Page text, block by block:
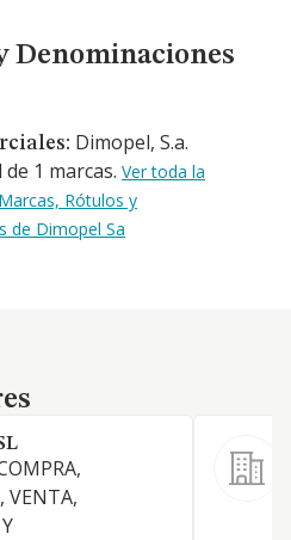
Comerciales
Denominaciones
Dimopel, S.a.
1 marcas. Ver toda la
Rótulos y
de Dimopel Sa
VENTA,